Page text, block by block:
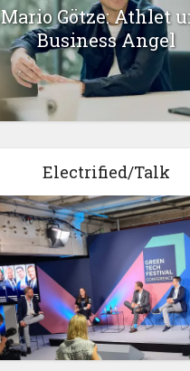
Mario Götze: Athlet
Business Angel
Electrified/Talk